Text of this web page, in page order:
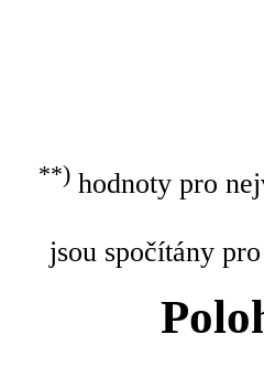
**)hodnoty pro
jsou spočítány